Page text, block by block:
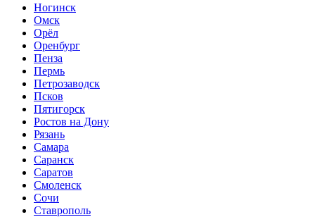
Ногинск
Омск
Орёл
Оренбург
Пенза
Пермь
Петрозаводск
Псков
Пятигорск
Ростов на Дону
Рязань
Самара
Саранск
Саратов
Смоленск
Сочи
Ставрополь